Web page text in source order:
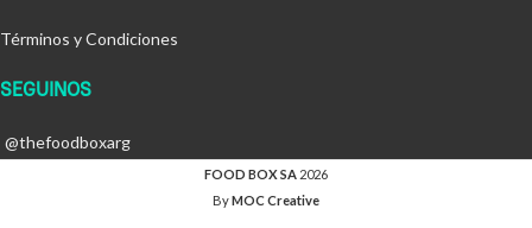
Términos y Condiciones
SEGUINOS
@thefoodboxarg
FOOD BOX SA 2026
ByMOC Creative